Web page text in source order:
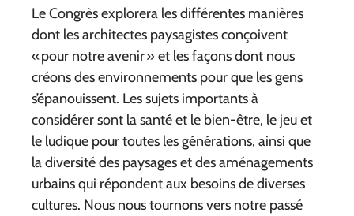
Le Congrès explorera les différentes manières
dont les architectes paysagistes conçoivent
« pour notre avenir » et les façons dont nous
créons des environnements pour que les gens
s’épanouissent. Les sujets importants à
considérer sont la santé et le bien-être, le jeu et
le ludique pour toutes les générations, ainsi que
la diversité des paysages et des aménagements
urbains qui répondent aux besoins de diverses
cultures. Nous nous tournons vers notre passé